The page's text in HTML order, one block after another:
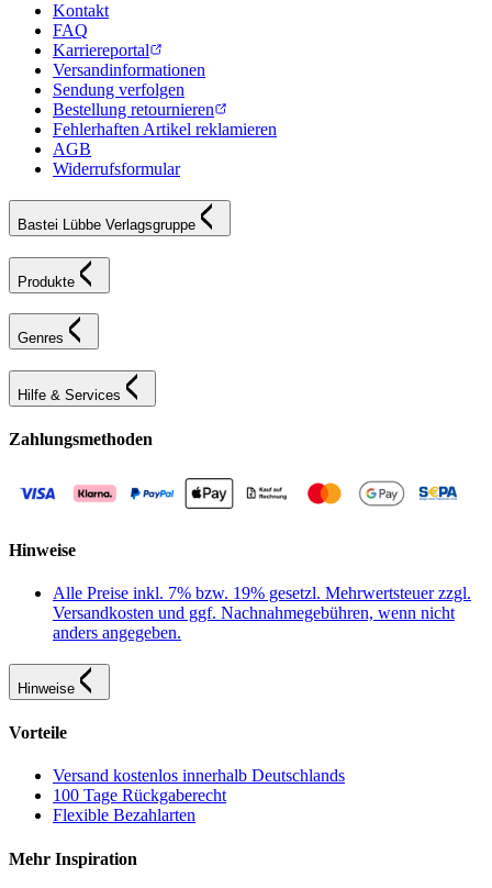
Kontakt
FAQ
Karriereportal
Versandinformationen
Sendung verfolgen
Bestellung retournieren
Fehlerhaften Artikel reklamieren
AGB
Widerrufsformular
Bastei Lübbe Verlagsgruppe
Produkte
Genres
Hilfe & Services
Zahlungsmethoden
Hinweise
Alle Preise inkl. 7% bzw. 19% gesetzl. Mehrwertsteuer zzgl.
Versandkosten und ggf. Nachnahmegebühren, wenn nicht
anders angegeben.
Hinweise
Vorteile
Versand kostenlos innerhalb Deutschlands
100 Tage Rückgaberecht
Flexible Bezahlarten
Mehr Inspiration